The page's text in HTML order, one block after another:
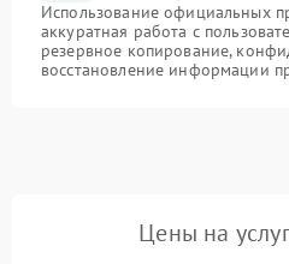
Использование официальных
аккуратная работа с
резервное копирование,
восстановление информации
Цены на